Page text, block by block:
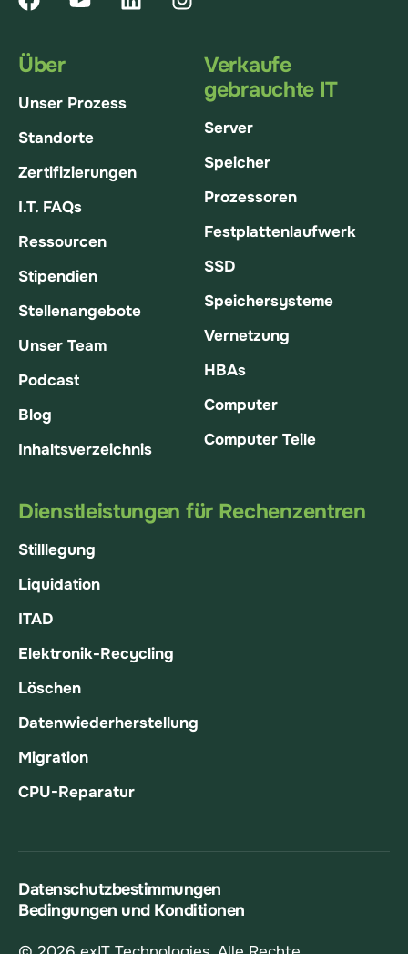
Über
Unser Prozess
Standorte
Zertifizierungen
I.T. FAQs
Ressourcen
Stipendien
Stellenangebote
Unser Team
Podcast
Blog
Inhaltsverzeichnis
Verkaufe
gebrauchte IT
Server
Speicher
Prozessoren
Festplattenlaufwerk
SSD
Speichersysteme
Vernetzung
HBAs
Computer
Computer Teile
Dienstleistungen für Rechenzentren
Stilllegung
Liquidation
ITAD
Elektronik-Recycling
Löschen
Datenwiederherstellung
Migration
CPU-Reparatur
Datenschutzbestimmungen
Bedingungen und Konditionen